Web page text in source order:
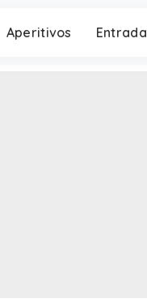
Aperitivos